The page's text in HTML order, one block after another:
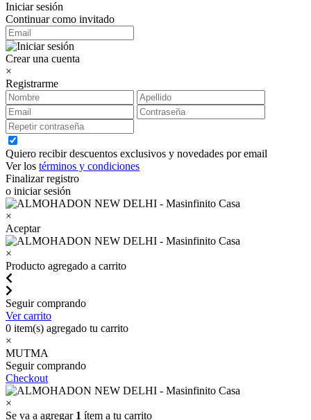
Iniciar sesión
Continuar como invitado
Crear una cuenta
×
Registrarme
Quiero recibir descuentos exclusivos y novedades por email
Ver los términos y condiciones
Finalizar registro
o iniciar sesión
×
Aceptar
×
Producto agregado a carrito
Seguir comprando
Ver carrito
0 item(s) agregado tu carrito
×
MUTMA
Seguir comprando
Checkout
×
Se va a agregar 1 ítem a tu carrito